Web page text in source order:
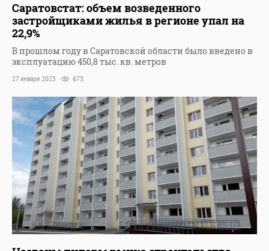
Саратовстат: объем возведенного
застройщиками жилья в регионе упал на
22,9%
В прошлом году в Саратовской области было введено в
эксплуатацию 450,8 тыс. кв. метров
27 января 2023 673